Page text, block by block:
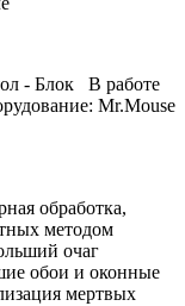
- Блок В работе
Mr.Mouse
обработка,
методом
очаг
обои и оконные
мертвых